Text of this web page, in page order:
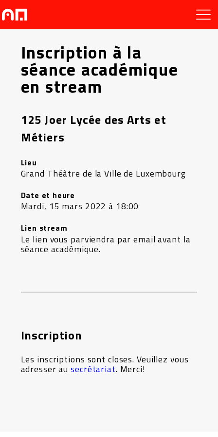
Inscription à la
séance académique
en stream
125 Joer Lycée des Arts et
Métiers
Lieu
Grand Théâtre de la Ville de Luxembourg
Date et heure
Mardi, 15 mars 2022 à 18:00
Lien stream
Le lien vous parviendra par email avant la
séance académique.
Inscription
Les inscriptions sont closes. Veuillez vous
adresser ausecrétariat. Merci!